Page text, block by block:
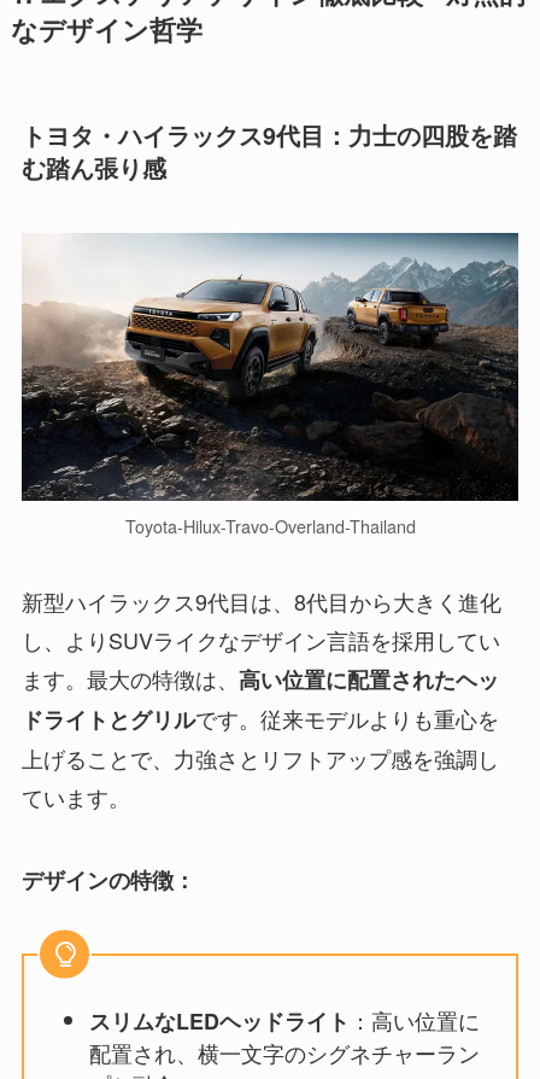
なデザイン哲学
トヨタ・ハイラックス9代目：力士の四股を踏
む踏ん張り感
Toyota-Hilux-Travo-Overland-Thailand
新型ハイラックス9代目は、8代目から大きく進化
し、よりSUVライクなデザイン言語を採用してい
ます。最大の特徴は、 高い位置に配置されたヘッ
ドライトとグリルです。従来モデルよりも重心を
上げることで、力強さとリフトアップ感を強調し
ています。
デザインの特徴：
スリムなLEDヘッドライト ：高い位置に
配置され、横一文字のシグネチャーラン